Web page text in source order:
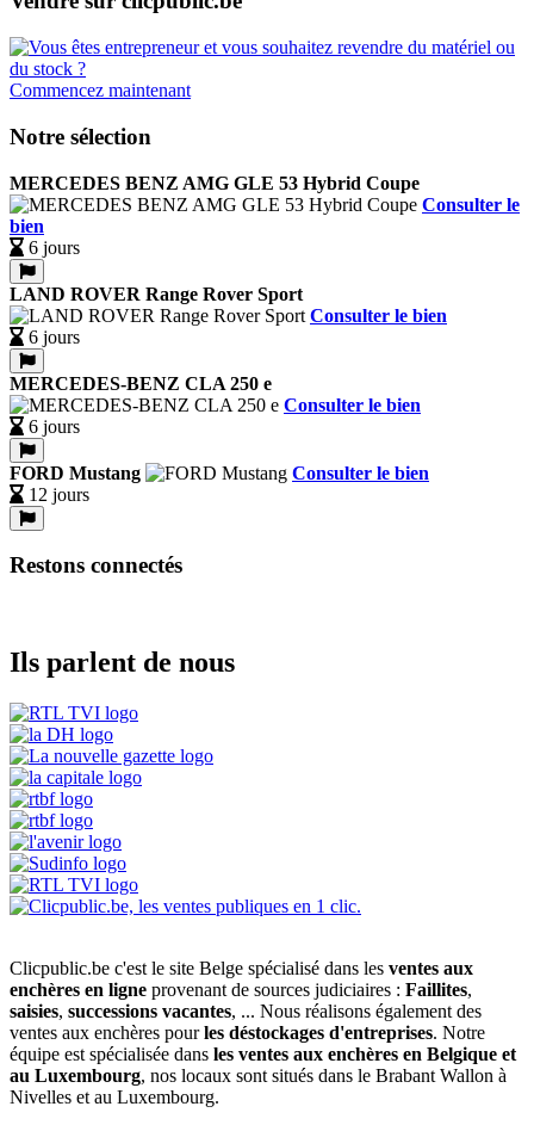
Commencez maintenant
Notre sélection
MERCEDES BENZ AMG GLE 53 Hybrid Coupe
Consulter le
bien
6 jours
LAND ROVER Range Rover Sport
Consulter le bien
6 jours
MERCEDES-BENZ CLA 250 e
Consulter le bien
6 jours
FORD Mustang
Consulter le bien
12 jours
Restons connectés
Ils parlent de nous
Clicpublic.be c'est le site Belge spécialisé dans les ventes aux
enchères en ligne provenant de sources judiciaires : Faillites,
saisies, successions vacantes, ... Nous réalisons également des
ventes aux enchères pourles déstockages d'entreprises. Notre
équipe est spécialisée dans les ventes aux enchères en Belgique et
au Luxembourg, nos locaux sont situés dans le Brabant Wallon à
Nivelles et au Luxembourg.